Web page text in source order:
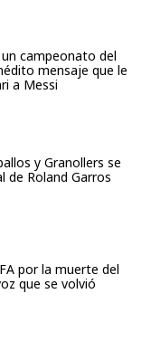
campeonato del
mensaje que le
a Messi
y Granollers se
de Roland Garros
por la muerte del
que se volvió